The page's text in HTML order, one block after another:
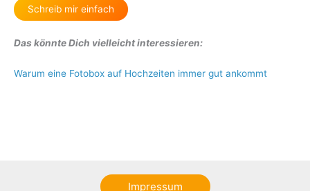
Schreib mir einfach
Das könnte Dich vielleicht interessieren:
Warum eine Fotobox auf Hochzeiten immer gut ankommt
Impressum